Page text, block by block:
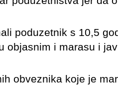
poduzetnik s 10,5
objasnim i marasu i
obveznika koje je